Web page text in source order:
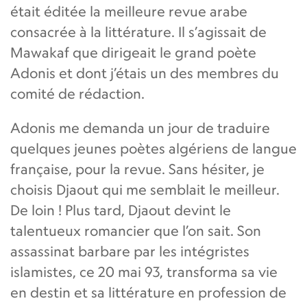
était éditée la meilleure revue arabe
consacrée à la littérature. Il s’agissait de
Mawakaf que dirigeait le grand poète
Adonis et dont j’étais un des membres du
comité de rédaction.
Adonis me demanda un jour de traduire
quelques jeunes poètes algériens de langue
française, pour la revue. Sans hésiter, je
choisis Djaout qui me semblait le meilleur.
De loin ! Plus tard, Djaout devint le
talentueux romancier que l’on sait. Son
assassinat barbare par les intégristes
islamistes, ce 20 mai 93, transforma sa vie
en destin et sa littérature en profession de